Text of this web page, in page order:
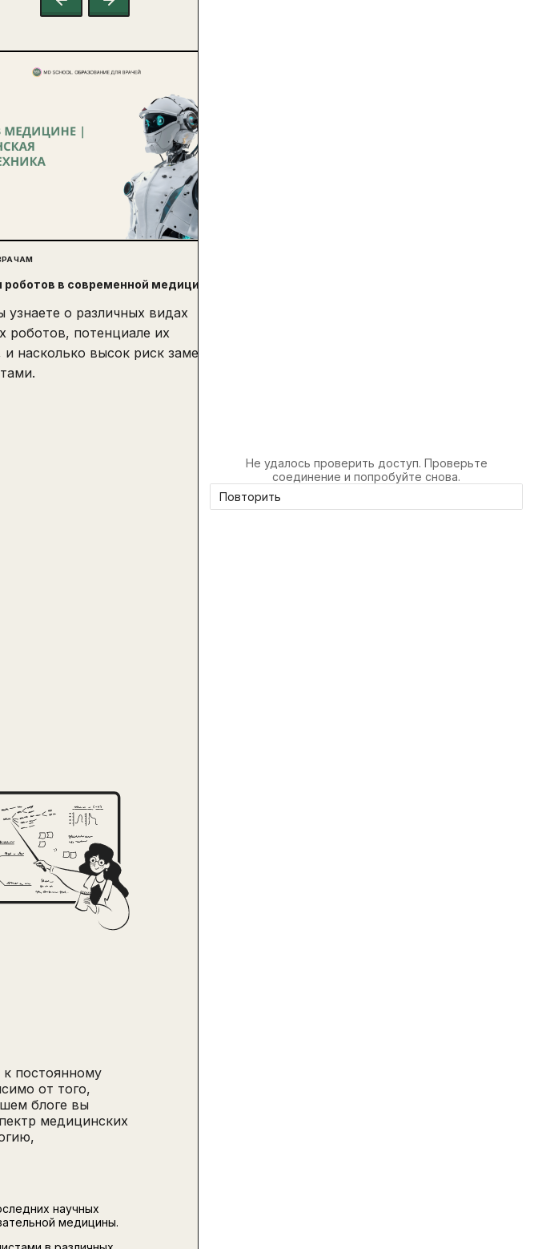
в современной медицине
узнаете о различных видах
роботов, потенциале их
насколько высок риск замены
даже больший гонорар, чем на
постоянному
от того,
блоге вы
медицинских
научных
медицины.
Не удалось проверить доступ. Проверьте
соединение и попробуйте снова.
Повторить